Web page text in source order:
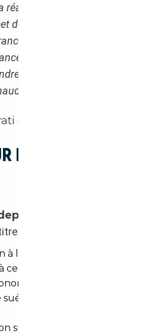
Heureusement, la
de profiter de tarifs bien
C’est notamment le
de Suède qui vont vous
place au volant d’une de
L’IMPORT SUÈDE
la Suède
:
à l’import sont affichées à
ceux du marché français
amplifiée par le
qui est en retrait
suédois est